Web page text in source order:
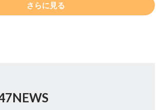
さらに見る